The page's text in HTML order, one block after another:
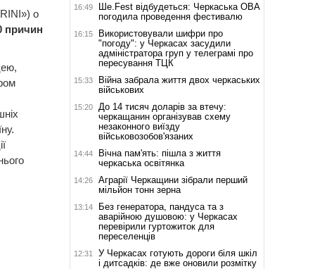
о
причин
16:49
Ше.Fest відбудеться: Черкаська ОВА
погодила проведення фестивалю
16:15
Використовували шифри про
"погоду": у Черкасах засудили
адміністратора груп у телеграмі про
пересування ТЦК
15:33
Війна забрала життя двох черкаських
військових
15:20
До 14 тисяч доларів за втечу:
черкащанин організував схему
незаконного виїзду
військовозобов'язаних
14:44
Вічна пам'ять: пішла з життя
черкаська освітянка
14:26
Аграрії Черкащини зібрали перший
мільйон тонн зерна
13:14
Без генератора, пандуса та з
аварійною душовою: у Черкасах
перевірили гуртожиток для
переселенців
12:31
У Черкасах готують дороги біля шкіл
і дитсадків: де вже оновили розмітку